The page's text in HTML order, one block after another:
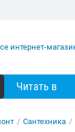
Читать в
/ Сантехника /